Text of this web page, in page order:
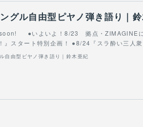
グル自由型ピヤノ弾き語り｜
●いよいよ！8/23 拠点・ZIMAGINEに
』スタート特別企画！ ●8/24『スラ酔い三人
自由型ピヤノ弾き語り｜鈴木亜紀